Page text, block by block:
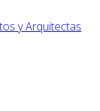
y Arquitectas